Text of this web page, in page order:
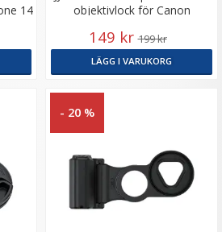
14
objektivlock för Canon
149 kr 199 kr
LÄGG I VARUKORG
- 20 %